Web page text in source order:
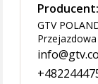
Producent:
GTV